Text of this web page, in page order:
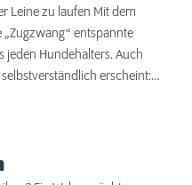
zu laufen Mit dem
entspannte
jeden Hundehalters. Auch
erscheint:
Hunde müssen erst
mit Ihrem Hund